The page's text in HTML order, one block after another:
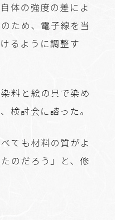
体の強度の差によ
ため、電子線を当
るように調整す
料と絵の具で染め
検討会に諮った。
ても材料の質がよ
のだろう」と、修